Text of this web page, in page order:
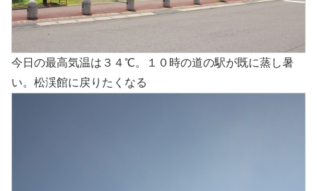
今日の最高気温は３４℃。１０時の道の駅が既に蒸し暑
い。松渓館に戻りたくなる